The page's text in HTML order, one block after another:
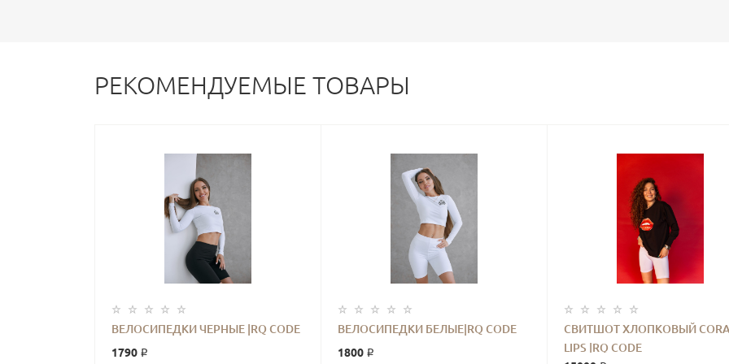
РЕКОМЕНДУЕМЫЕ ТОВАРЫ
ВЕЛОСИПЕДКИ ЧЕРНЫЕ |RQ CODE
1790 ₽
ВЕЛОСИПЕДКИ БЕЛЫЕ|RQ CODE
1800 ₽
СВИТШОТ ХЛОПКОВЫЙ
LIPS |RQ CODE